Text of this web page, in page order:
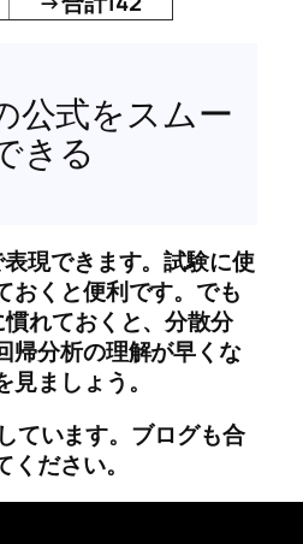
式をスムー
きる
現できます。試験に使
おくと便利です。でも
れておくと、分散分
帰分析の理解が早くな
ましょう。
ています。ブログも合
ださい。